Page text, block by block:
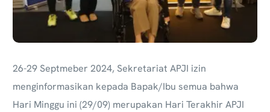
26-29 Septmeber 2024,Sekretariat APJI izin
menginformasikan kepada Bapak/Ibu semua bahwa
Hari Minggu ini (29/09) merupakan Hari Terakhir APJI